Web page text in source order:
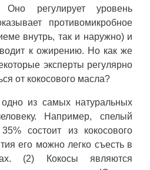
Оно регулирует уровень
противомикробное
внутрь, так и наружно) и
к ожирению. Но как же
эксперты регулярно
от кокосового масла?
из самых натуральных
Например, спелый
состоит из кокосового
его можно легко съесть в
(2) Кокосы являются